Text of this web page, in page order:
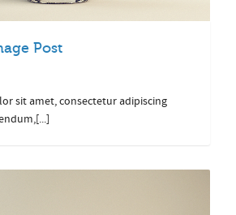
Post
sit amet, consectetur adipiscing